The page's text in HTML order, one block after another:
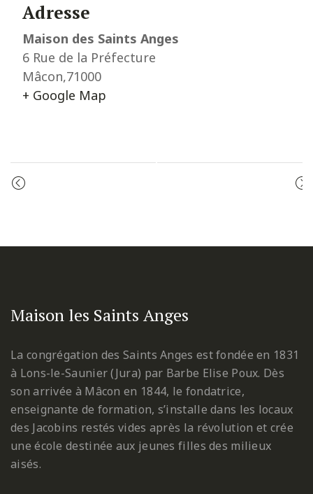
Adresse
Maison des Saints Anges
6 Rue de la Préfecture
Mâcon,71000
+ Google Map
Event
Maison les Saints Anges
La congrégation des Saints Anges est fondée en 1831
à Lons-le-Saunier (Jura) par Barbe Elise Poux. Dès
son arrivée à Mâcon en 1844, le fondatrice,
enseignante de formation, s’installe dans les locaux
des Jacobins restés vides après la révolution et crée
une école destinée aux jeunes filles des milieux
aisés.